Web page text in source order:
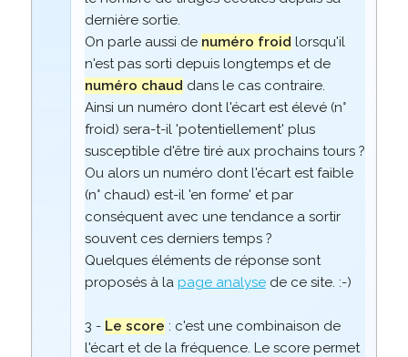
dernière sortie.
On parle aussi de numéro froid lorsqu'il
n'est pas sorti depuis longtemps et de
numéro chaud dans le cas contraire.
Ainsi un numéro dont l'écart est élevé (n°
froid) sera-t-il 'potentiellement' plus
susceptible d'être tiré aux prochains tours ?
Ou alors un numéro dont l'écart est faible
(n° chaud) est-il 'en forme' et par
conséquent avec une tendance a sortir
souvent ces derniers temps ?
Quelques éléments de réponse sont
proposés à la page analysede ce site. :-)
3 - Le score : c'est une combinaison de
l'écart et de la fréquence. Le score permet